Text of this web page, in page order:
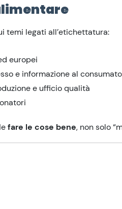
temi legati all’etichettatura:
europei
e informazione al
e ufficio qualità
fare le cose bene, non solo